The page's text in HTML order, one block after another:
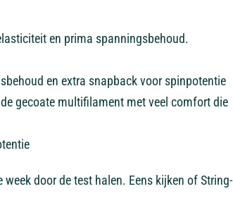
en prima spanningsbehoud.
en extra snapback voor spinpotentie
gecoate multifilament met veel comfort die
door de test halen. Eens kijken of String-